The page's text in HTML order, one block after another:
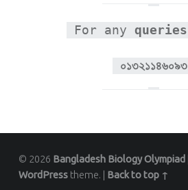
For anyqueries
০১৩২১১৪৬০৯৩
© 2026 Bangladesh Biology Olympiad
WordPresstheme. Back to top ↑